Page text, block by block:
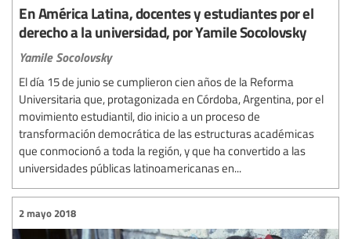
En América Latina, docentes y estudiantes por el
derecho a la universidad, por Yamile Socolovsky
Yamile Socolovsky
El día 15 de junio se cumplieron cien años de la Reforma
Universitaria que, protagonizada en Córdoba, Argentina, por el
movimiento estudiantil, dio inicio a un proceso de
transformación democrática de las estructuras académicas
que conmocionó a toda la región, y que ha convertido a las
universidades públicas latinoamericanas en...
2 mayo 2018